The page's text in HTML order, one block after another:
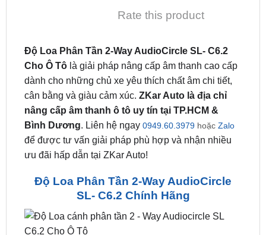
Rate this product
Độ Loa Phân Tần 2-Way AudioCircle SL- C6.2
Cho Ô Tôlà giải pháp nâng cấp âm thanh cao cấp
dành cho những chủ xe yêu thích chất âm chi tiết,
cân bằng và giàu cảm xúc.ZKar Auto là địa chỉ
nâng cấp âm thanh ô tô uy tín tại TP.HCM &
để được tư vấn giải pháp phù hợp và nhận nhiều
ưu đãi hấp dẫn tại ZKar Auto!
Độ Loa Phân Tần 2-Way AudioCircle